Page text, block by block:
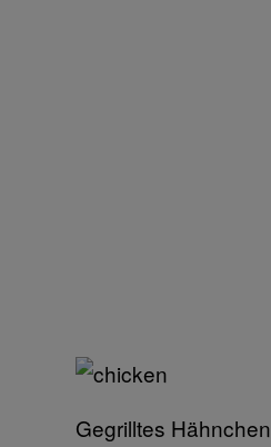
Gegrilltes Hähnchen